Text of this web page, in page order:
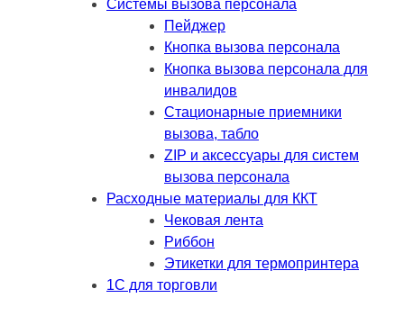
Системы вызова персонала
Пейджер
Кнопка вызова персонала
Кнопка вызова персонала для
инвалидов
Стационарные приемники
вызова, табло
ZIP и аксессуары для систем
вызова персонала
Расходные материалы для ККТ
Чековая лента
Риббон
Этикетки для термопринтера
1С для торговли